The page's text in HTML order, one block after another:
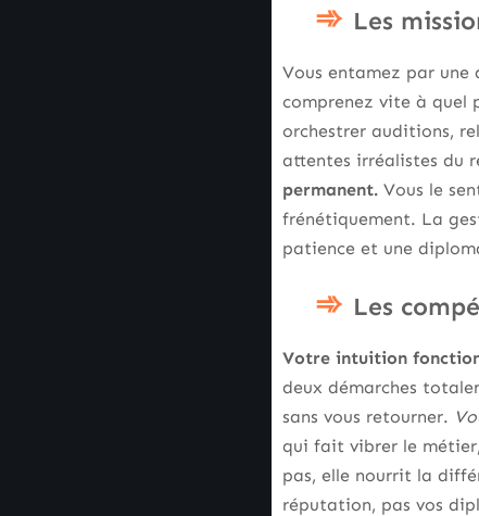
Les
Vous entamez par
comprenez vite à quel
orchestrer auditions,
attentes irréalistes du
permanent. Vous le
frénétiquement. La
patience et une
Les
Votre intuition
deux démarches
sans vous retourner.
qui fait vibrer le
pas, elle nourrit la
réputation, pas vos